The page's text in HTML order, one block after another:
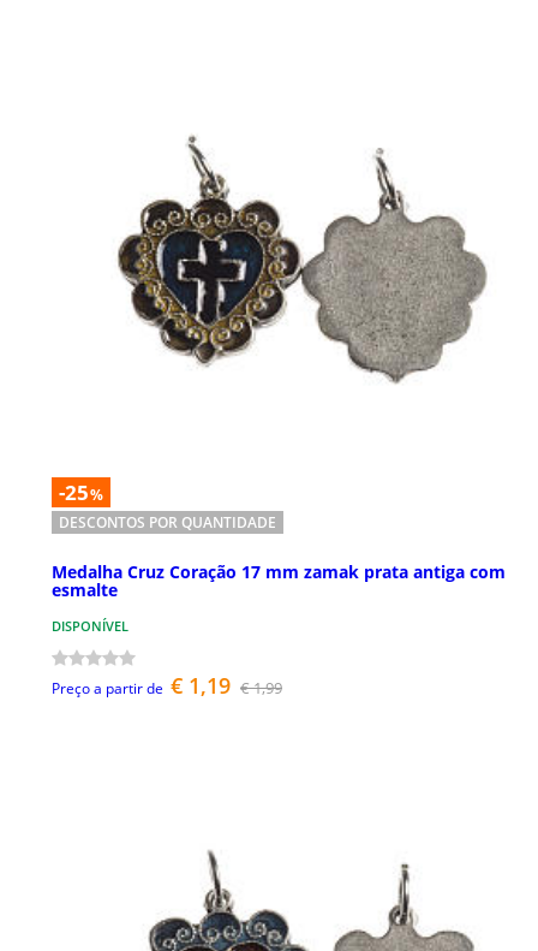
-25%
DESCONTOS POR QUANTIDADE
Medalha Cruz Coração 17 mm zamak prata antiga com
esmalte
DISPONÍVEL
Preço a partir de € 1,19 € 1,99